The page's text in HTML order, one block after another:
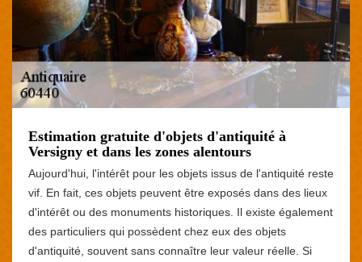
Estimation gratuite d'objets d'antiquité à
Versigny et dans les zones alentours
Aujourd'hui, l'intérêt pour les objets issus de l'antiquité reste
vif. En fait, ces objets peuvent être exposés dans des lieux
d'intérêt ou des monuments historiques. Il existe également
des particuliers qui possèdent chez eux des objets
d'antiquité, souvent sans connaître leur valeur réelle. Si